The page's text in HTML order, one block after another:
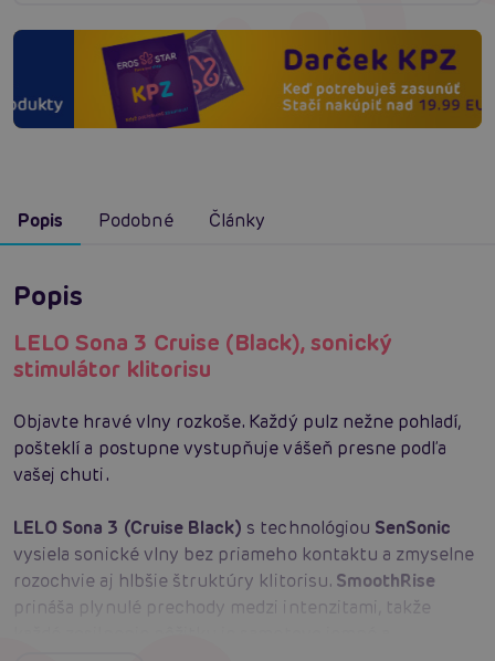
Popis Podobné Články
Popis
LELO Sona 3 Cruise (Black), sonický
stimulátor klitorisu
Objavte hravé vlny rozkoše. Každý pulz nežne pohladí,
pošteklí a postupne vystupňuje vášeň presne podľa
vašej chuti.
LELO Sona 3 (Cruise Black) s technológiou SenSonic
vysiela sonické vlny bez priameho kontaktu a zmyselne
rozochvie aj hlbšie štruktúry klitorisu. SmoothRise
prináša plynulé prechody medzi intenzitami, takže